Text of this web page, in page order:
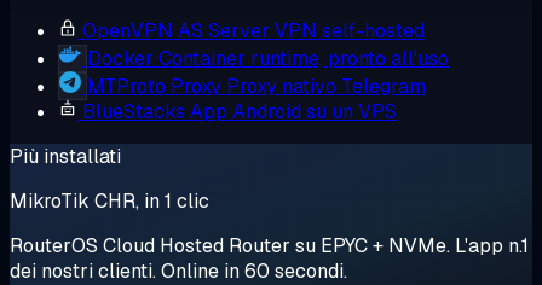
OpenVPN AS Server VPN self-hosted
Docker Container runtime, pronto all'uso
MTProto Proxy Proxy nativo Telegram
BlueStacks App Android su un VPS
Più installati
MikroTik CHR, in 1 clic
RouterOS Cloud Hosted Router su EPYC + NVMe. L'app n.1
dei nostri clienti. Online in 60 secondi.